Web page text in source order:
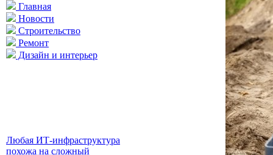
Главная
Новости
Строительство
Ремонт
Дизайн и интерьер
Любая ИТ-инфраструктура
похожа на сложный